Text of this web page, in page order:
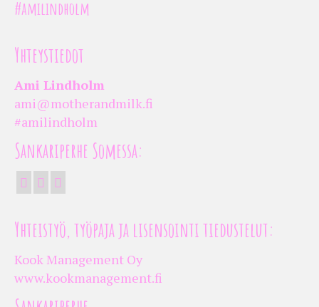
#amilindholm
Yhteystiedot
Ami Lindholm
ami@motherandmilk.fi
#amilindholm
Sankariperhe Somessa:
Yhteistyö, työpaja ja lisensointi tiedustelut:
Kook Management Oy
www.kookmanagement.fi